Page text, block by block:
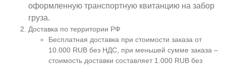
оформленную транспортную квитанцию на забор
груза.
Доставка по территории РФ
Бесплатная доставка при стоимости заказа от
10.000 RUB без НДС, при меньшей сумме заказа –
стоимость доставки составляет 1.000 RUB без